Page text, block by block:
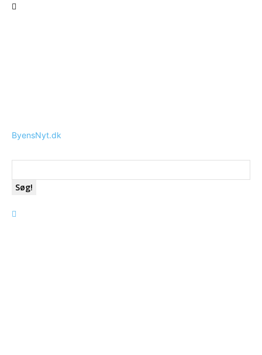
ByensNyt.dk
Søg!